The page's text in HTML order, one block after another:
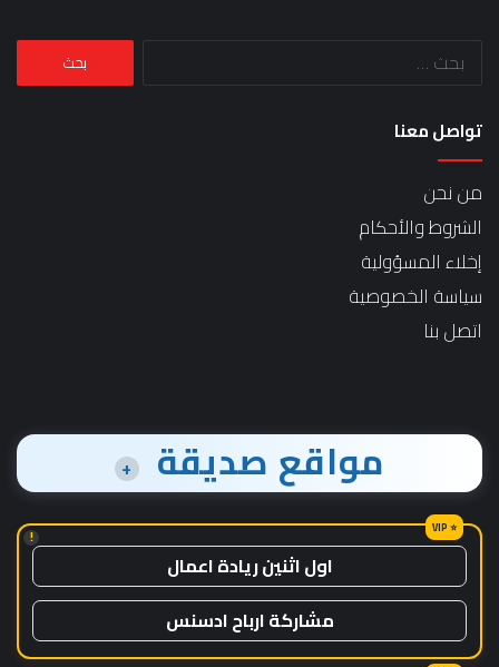
البحث
تواصل معنا
من نحن
الشروط والأحكام
إخلاء المسؤولية
سياسة الخصوصية
اتصل بنا
مواقع صديقة +
!
اول اثنين ريادة اعمال
مشاركة ارباح ادسنس